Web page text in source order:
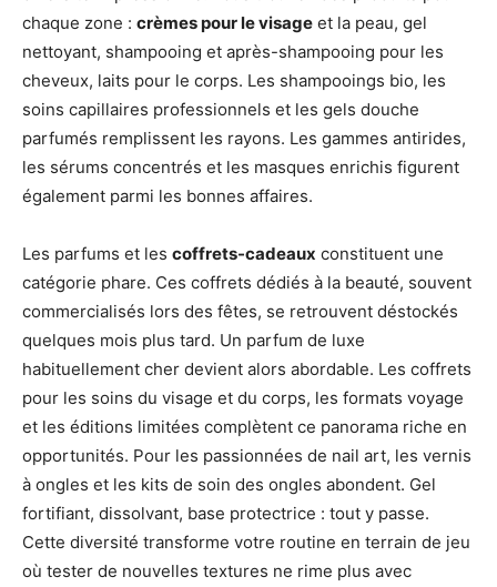
chaque zone : crèmes pour le visage et la peau, gel
nettoyant, shampooing et après-shampooing pour les
cheveux, laits pour le corps. Les shampooings bio, les
soins capillaires professionnels et les gels douche
parfumés remplissent les rayons. Les gammes antirides,
les sérums concentrés et les masques enrichis figurent
également parmi les bonnes affaires.
Les parfums et les coffrets-cadeaux constituent une
catégorie phare. Ces coffrets dédiés à la beauté, souvent
commercialisés lors des fêtes, se retrouvent déstockés
quelques mois plus tard. Un parfum de luxe
habituellement cher devient alors abordable. Les coffrets
pour les soins du visage et du corps, les formats voyage
et les éditions limitées complètent ce panorama riche en
opportunités. Pour les passionnées de nail art, les vernis
à ongles et les kits de soin des ongles abondent. Gel
fortifiant, dissolvant, base protectrice : tout y passe.
Cette diversité transforme votre routine en terrain de jeu
où tester de nouvelles textures ne rime plus avec